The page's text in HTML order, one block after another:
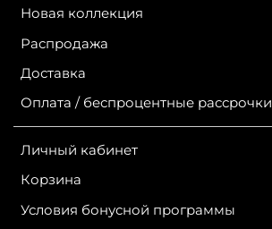
Новая коллекция
Распродажа
Доставка
Оплата / беспроцентные рассрочки
Личный кабинет
Корзина
Условия бонусной программы